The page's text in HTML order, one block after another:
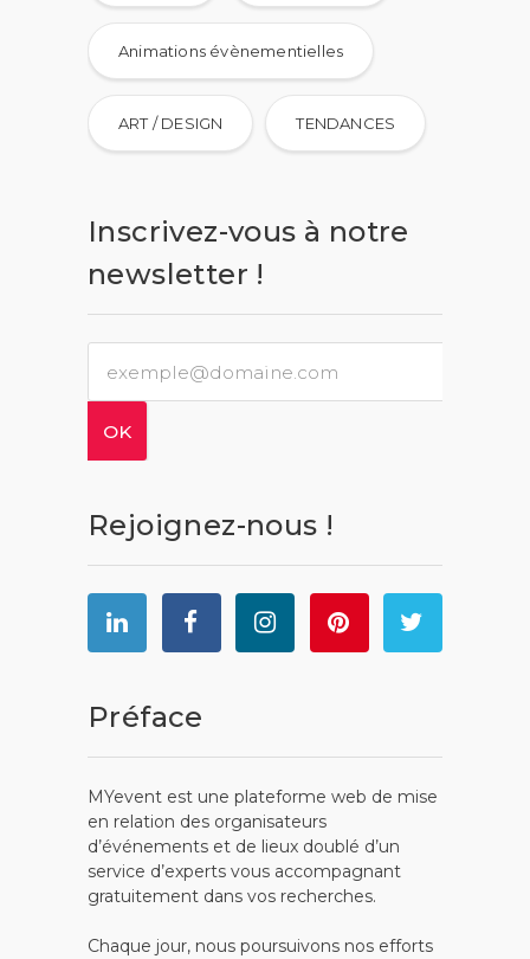
Animations évènementielles
ART / DESIGN TENDANCES
Inscrivez-vous à notre
newsletter !
Rejoignez-nous !
Préface
MYevent est une plateforme web de mise
en relation des organisateurs
d’événements et de lieux doublé d’un
service d’experts vous accompagnant
gratuitement dans vos recherches.
Chaque jour, nous poursuivons nos efforts